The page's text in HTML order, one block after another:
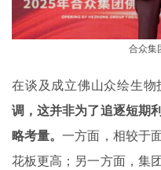
合众集
在谈及成立佛山众绘生物
调，这并非为了追逐短期
略考量。一方面，相较于
花板更高；另一方面，集